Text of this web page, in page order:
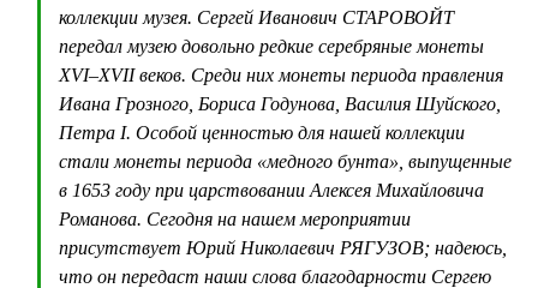
коллекции музея. Сергей Иванович СТАРОВОЙТ
передал музею довольно редкие серебряные монеты
XVI–XVII веков. Среди них монеты периода правления
Ивана Грозного, Бориса Годунова, Василия Шуйского,
Петра I. Особой ценностью для нашей коллекции
стали монеты периода «медного бунта», выпущенные
в 1653 году при царствовании Алексея Михайловича
Романова. Сегодня на нашем мероприятии
присутствует Юрий Николаевич РЯГУЗОВ; надеюсь,
что он передаст наши слова благодарности Сергею